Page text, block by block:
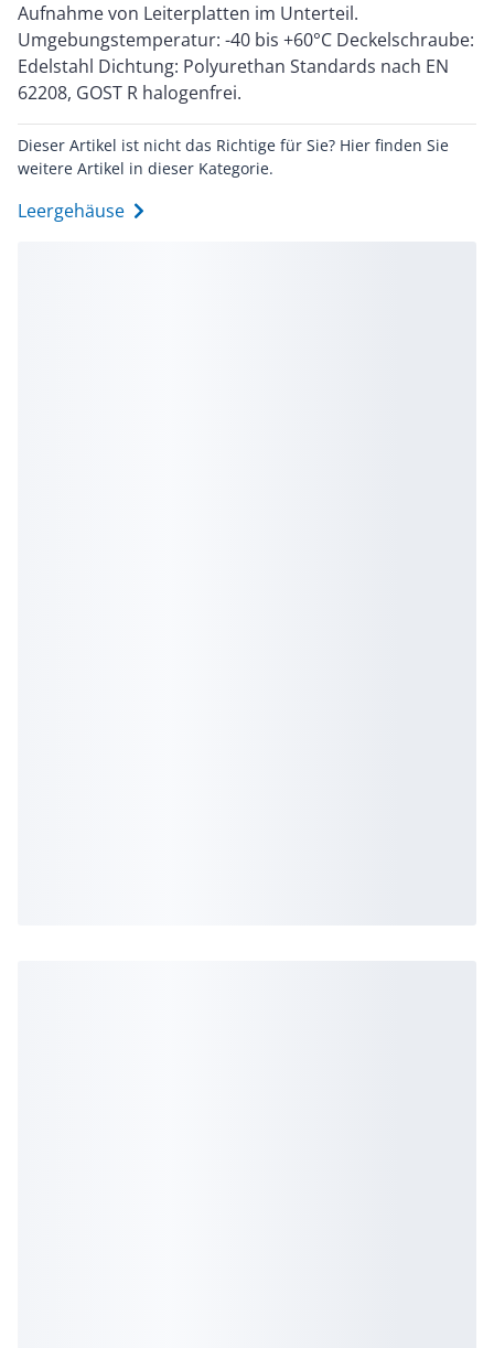
Aufnahme von Leiterplatten im Unterteil.
Umgebungstemperatur: -40 bis +60°C Deckelschraube:
Edelstahl Dichtung: Polyurethan Standards nach EN
62208, GOST R halogenfrei.
Dieser Artikel ist nicht das Richtige für Sie? Hier finden Sie
weitere Artikel in dieser Kategorie.
Leergehäuse